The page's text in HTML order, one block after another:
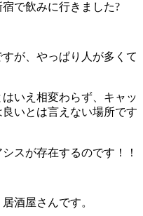
で飲みに行きました?
が、やっぱり人が多くて
いえ相変わらず、キャッ
いとは言えない場所です
スが存在するのです！！
酒屋さんです。